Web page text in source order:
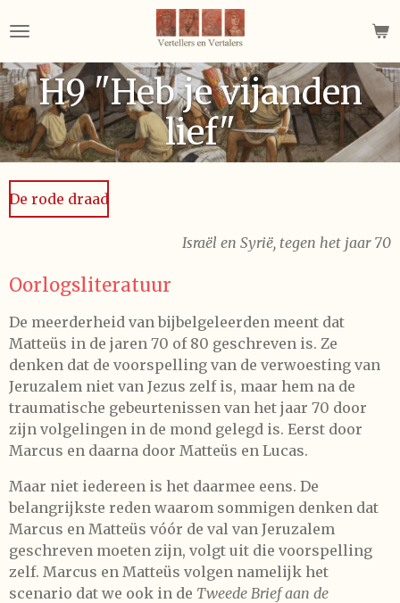
direct
naar
de
hoofdinhoud
H9 "Heb je vijanden
lief"
De rode draad
Israël en Syrië, tegen het jaar 70
Oorlogsliteratuur
De meerderheid van bijbelgeleerden meent dat
Matteüs in de jaren 70 of 80 geschreven is. Ze
denken dat de voorspelling van de verwoesting van
Jeruzalem niet van Jezus zelf is, maar hem na de
traumatische gebeurtenissen van het jaar 70 door
zijn volgelingen in de mond gelegd is. Eerst door
Marcus en daarna door Matteüs en Lucas.
Maar niet iedereen is het daarmee eens. De
belangrijkste reden waarom sommigen denken dat
Marcus en Matteüs vóór de val van Jeruzalem
geschreven moeten zijn, volgt uit die voorspelling
zelf. Marcus en Matteüs volgen namelijk het
scenario dat we ook in de Tweede Brief aan de